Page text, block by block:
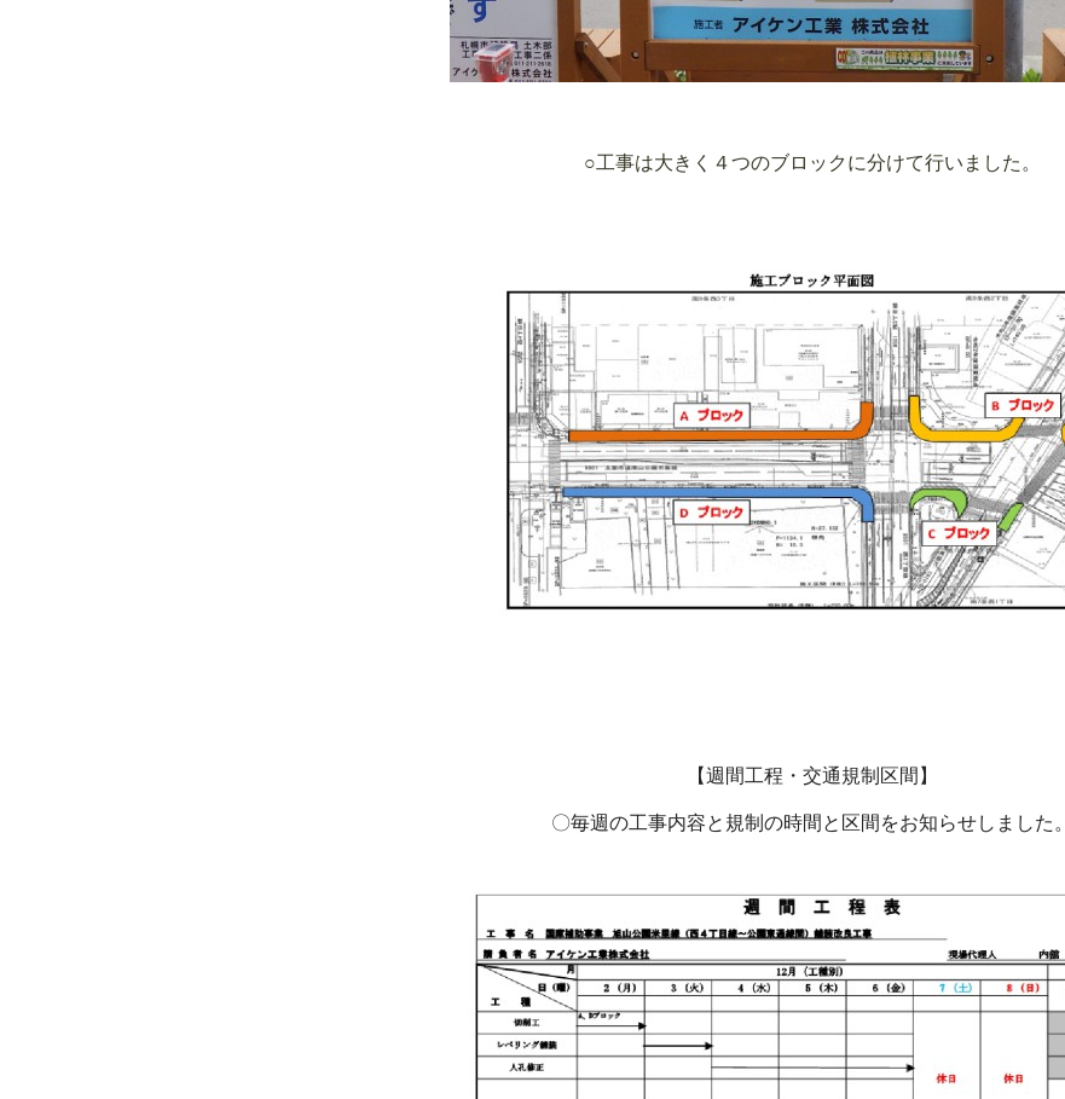
○工事は大きく４つのブロックに分けて行いました。
【週間工程・交通規制区間】
〇毎週の工事内容と規制の時間と区間をお知らせしました。